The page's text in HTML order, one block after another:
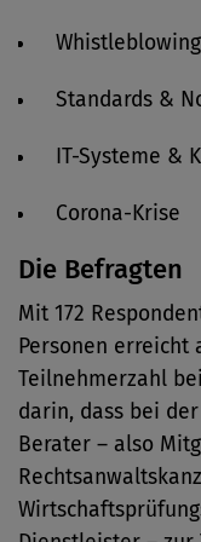
Whistleblowing
Standards &
IT-Systeme &
Corona-Krise
Die Befragten
Mit 172
Personen erreicht
Teilnehmerzahl
darin, dass bei
Berater – also